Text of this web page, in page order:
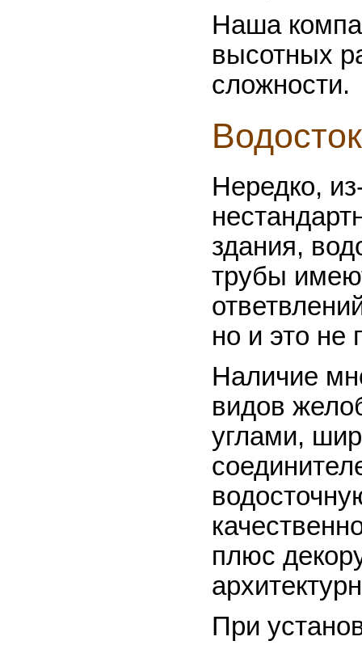
Наша
высотных
сложности.
Нередко,
здания,
трубы
но и это не
Наличие
видов
углами,
плюс
При